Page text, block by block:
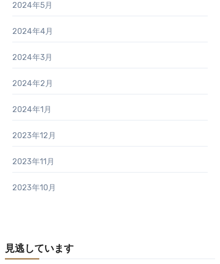
2024年5月
2024年4月
2024年3月
2024年2月
2024年1月
2023年12月
2023年11月
2023年10月
見逃しています